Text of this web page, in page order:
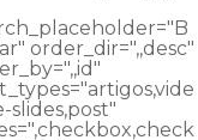
order_dir=",,desc"
slides,post"